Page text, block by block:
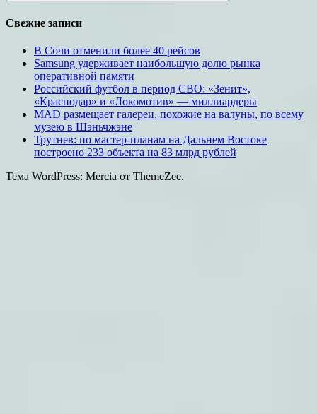
Поиск
Свежие записи
В Сочи отменили более 40 рейсов
Samsung удерживает наибольшую долю рынка
оперативной памяти
Российский футбол в период СВО: «Зенит»,
«Краснодар» и «Локомотив» — миллиардеры
MAD размещает галереи, похожие на валуны, по всему
музею в Шэньчжэне
Трутнев: по мастер-планам на Дальнем Востоке
построено 233 объекта на 83 млрд рублей
Тема WordPress: Mercia от ThemeZee.